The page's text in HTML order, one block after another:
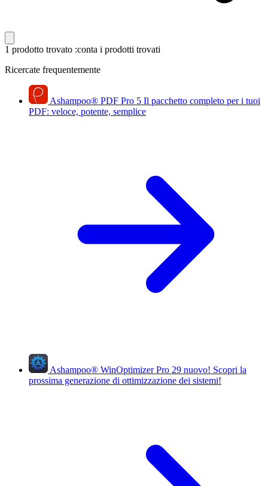
1 prodotto trovato :conta i prodotti trovati
Ricercate frequentemente
Ashampoo® PDF Pro 5 Il pacchetto completo per i tuoi
PDF: veloce, potente, semplice
Ashampoo® WinOptimizer Pro 29 nuovo! Scopri la
prossima generazione di ottimizzazione dei sistemi!